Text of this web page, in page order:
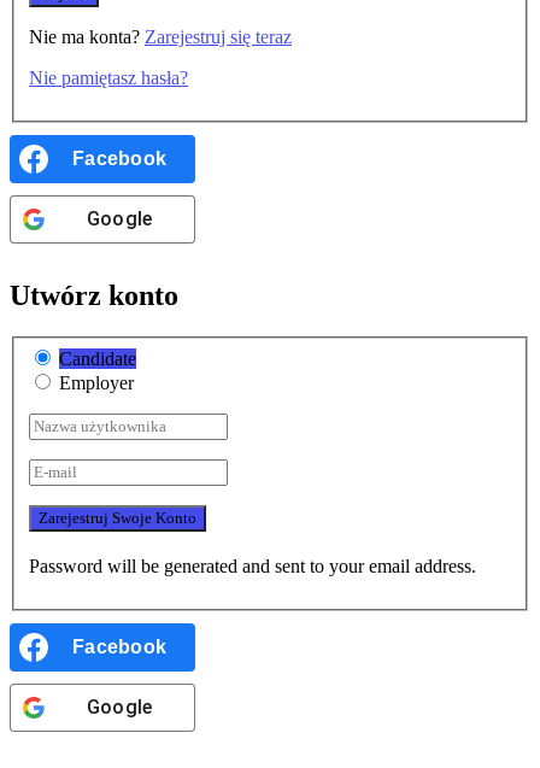
Nie ma konta? Zarejestruj się teraz
Nie pamiętasz hasła?
Facebook
Google
Utwórz konto
Candidate
Employer
Password will be generated and sent to your email address.
Facebook
Google